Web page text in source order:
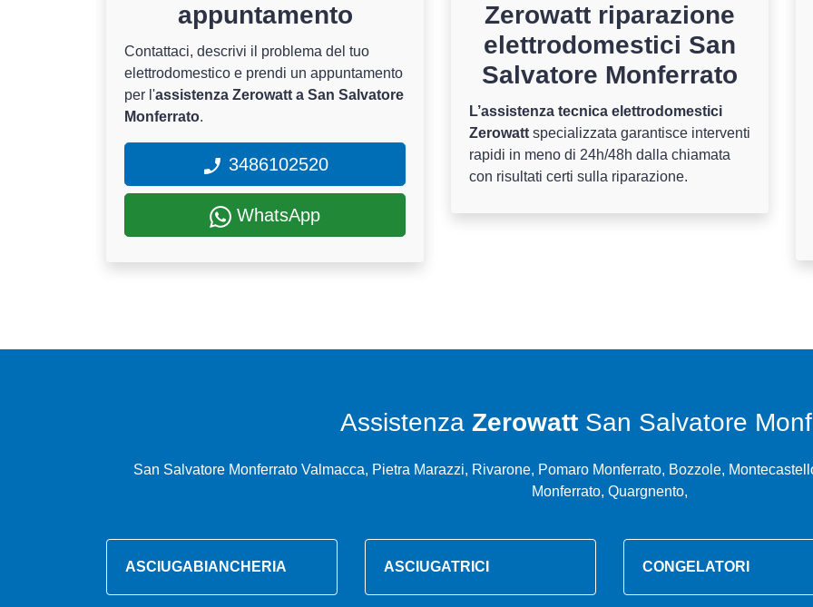
appuntamento
Contattaci, descrivi il problema del tuo
elettrodomestico e prendi un appuntamento
per l'assistenza Zerowatt a San Salvatore
Monferrato.
3486102520
WhatsApp
Zerowatt riparazione
elettrodomestici San
Salvatore Monferrato
L’assistenza tecnica elettrodomestici
Zerowatt specializzata garantisce interventi
rapidi in meno di 24h/48h dalla chiamata
con risultati certi sulla riparazione.
Assistenza Zerowatt San Salvatore
San Salvatore Monferrato Valmacca, Pietra Marazzi, Rivarone, Pomaro Monferrato, Bozzole,
Monferrato, Quargnento,
ASCIUGABIANCHERIA ASCIUGATRICI CONGELATORI